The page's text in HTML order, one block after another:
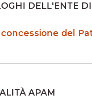
DELL'ENTE
del
APAM